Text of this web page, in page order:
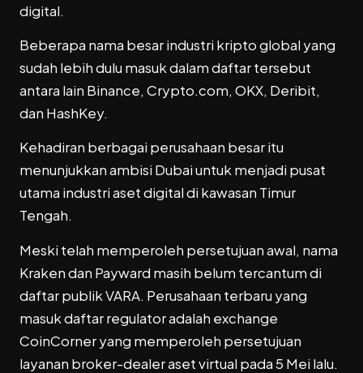
digital.
Beberapa nama besar industri kripto global yang
sudah lebih dulu masuk dalam daftar tersebut
antara lain Binance, Crypto.com, OKX, Deribit,
dan HashKey.
Kehadiran berbagai perusahaan besar itu
menunjukkan ambisi Dubai untuk menjadi pusat
utama industri aset digital di kawasan Timur
Tengah.
Meski telah memperoleh persetujuan awal, nama
Kraken dan Payward masih belum tercantum di
daftar publik VARA. Perusahaan terbaru yang
masuk daftar regulator adalah exchange
CoinCorner yang memperoleh persetujuan
layanan broker-dealer aset virtual pada 5 Mei lalu.